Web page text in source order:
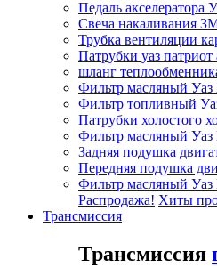
Педаль акселератора
Свеча накаливания
Трубка вентиляции
Патрубки уаз патриот
шланг
Фильтр масляный
Фильтр топливный
Патрубки холостого
Фильтр масляный Уаз
Задняя подушка
Передняя подушка
Фильтр масляный
Распродажа! Хиты
Трансмиссия
Трансмиссия